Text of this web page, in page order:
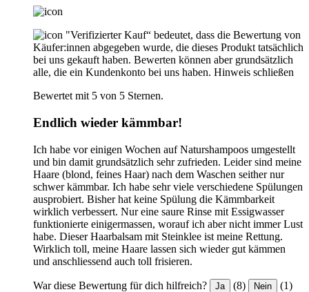
"Verifizierter Kauf“ bedeutet, dass die Bewertung von
Käufer:innen abgegeben wurde, die dieses Produkt tatsächlich
bei uns gekauft haben. Bewerten können aber grundsätzlich
alle, die ein Kundenkonto bei uns haben. Hinweis schließen
Bewertet mit 5 von 5 Sternen.
Endlich wieder kämmbar!
Ich habe vor einigen Wochen auf Naturshampoos umgestellt
und bin damit grundsätzlich sehr zufrieden. Leider sind meine
Haare (blond, feines Haar) nach dem Waschen seither nur
schwer kämmbar. Ich habe sehr viele verschiedene Spülungen
ausprobiert. Bisher hat keine Spülung die Kämmbarkeit
wirklich verbessert. Nur eine saure Rinse mit Essigwasser
funktionierte einigermassen, worauf ich aber nicht immer Lust
habe. Dieser Haarbalsam mit Steinklee ist meine Rettung.
Wirklich toll, meine Haare lassen sich wieder gut kämmen
und anschliessend auch toll frisieren.
War diese Bewertung für dich hilfreich? Ja (8) Nein (1)